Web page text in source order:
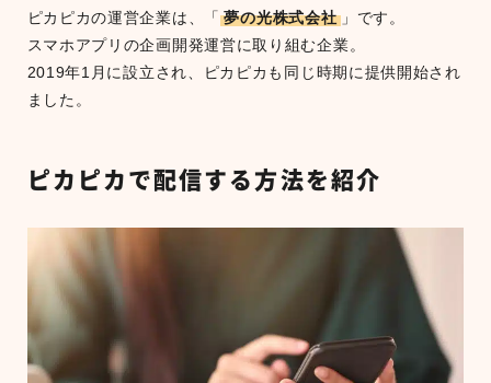
ピカピカの運営企業は、「 夢の光株式会社 」です。
スマホアプリの企画開発運営に取り組む企業。
2019年1月に設立され、ピカピカも同じ時期に提供開始され
ました。
ピカピカで配信する方法を紹介